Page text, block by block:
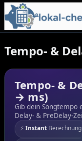
Tempo- &
Tempo- &
→ ms)
Gib dein Songtempo
Delay- & PreDelay-
⚡ InstantBerechnung